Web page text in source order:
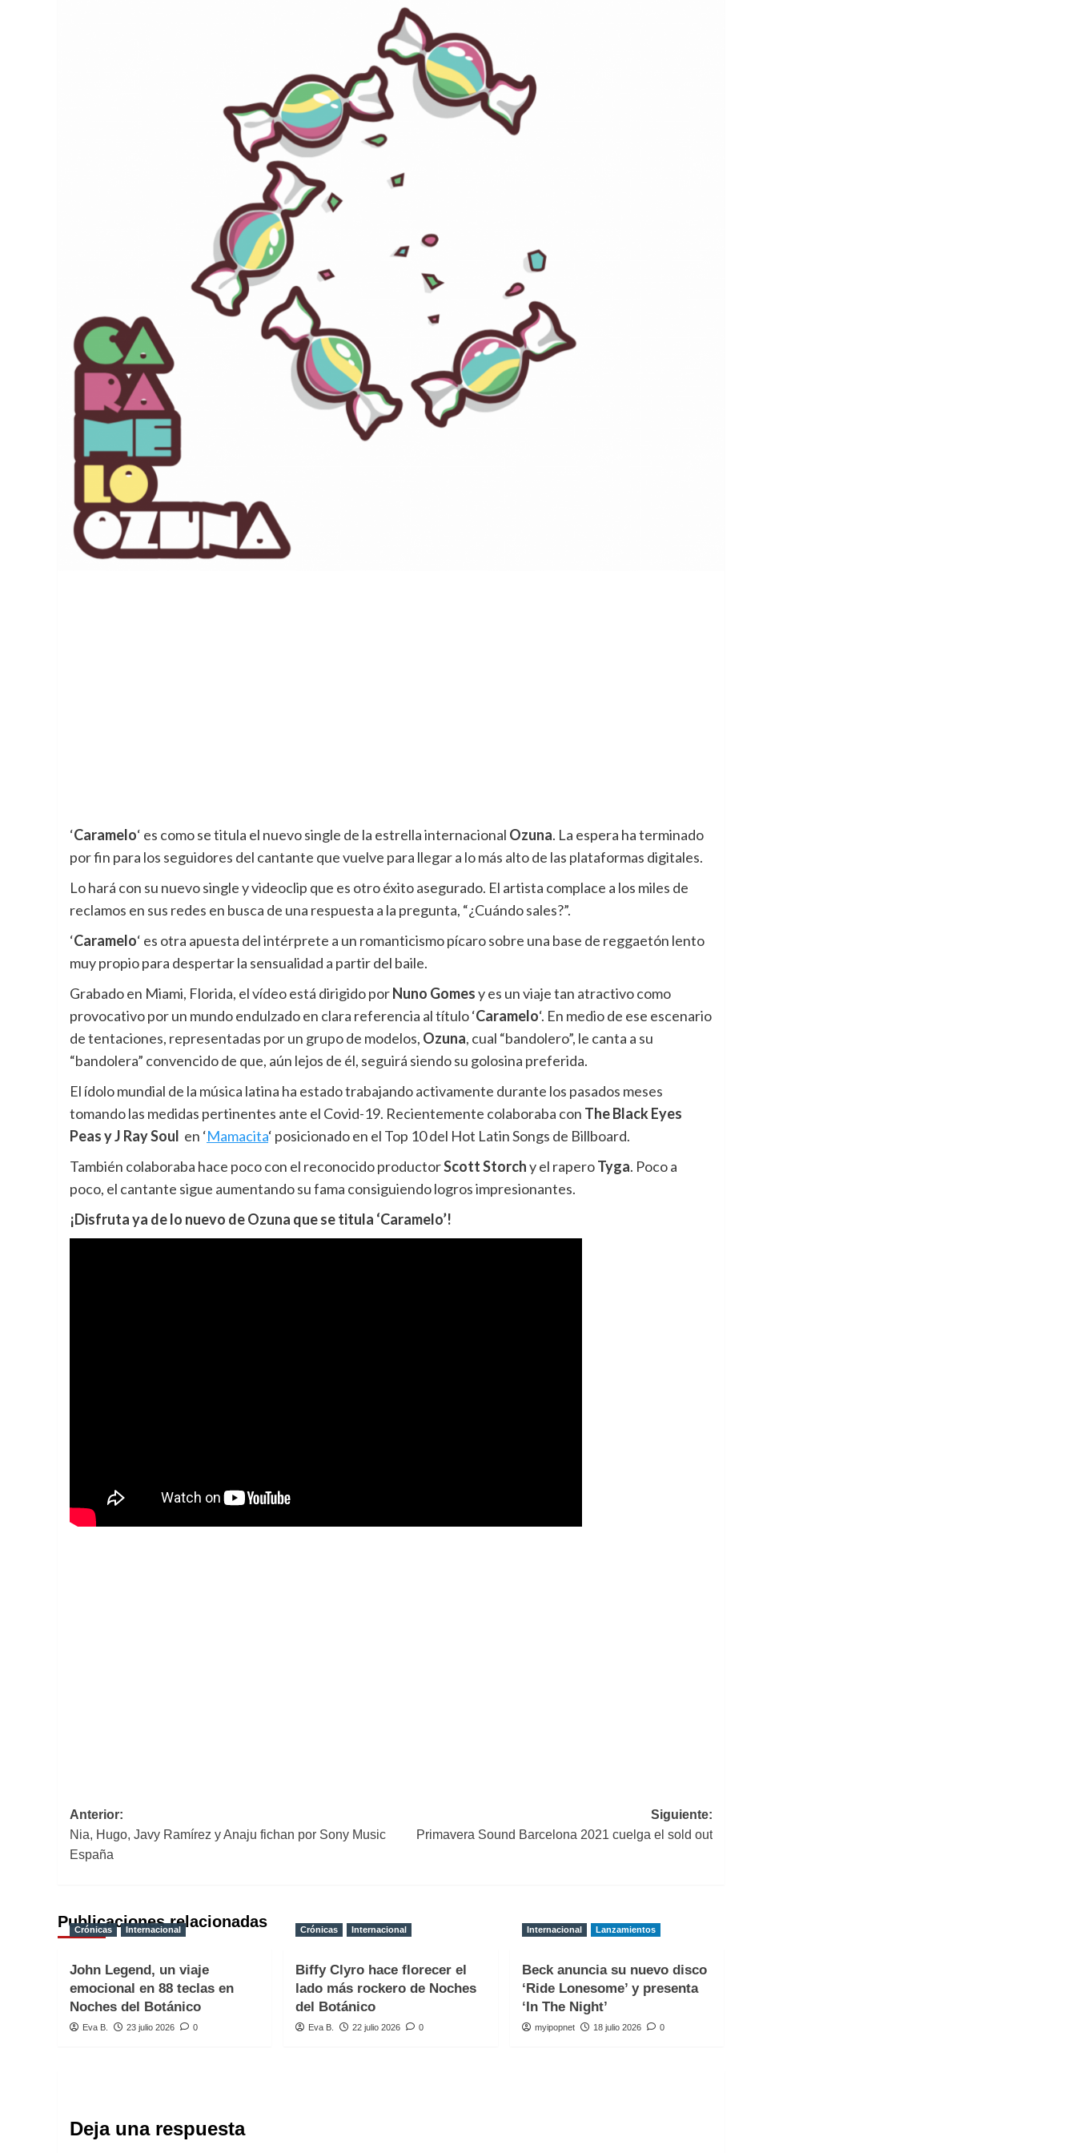
‘Caramelo‘ es como se titula el nuevo single de la estrella internacional Ozuna. La espera ha terminado
por fin para los seguidores del cantante que vuelve para llegar a lo más alto de las plataformas digitales.
Lo hará con su nuevo single y videoclip que es otro éxito asegurado. El artista complace a los miles de
reclamos en sus redes en busca de una respuesta a la pregunta, “¿Cuándo sales?”.
‘Caramelo‘ es otra apuesta del intérprete a un romanticismo pícaro sobre una base de reggaetón lento
muy propio para despertar la sensualidad a partir del baile.
Grabado en Miami, Florida, el vídeo está dirigido porNuno Gomesy es un viaje tan atractivo como
provocativo por un mundo endulzado en clara referencia al título ‘Caramelo‘. En medio de ese escenario
de tentaciones, representadas por un grupo de modelos, Ozuna, cual “bandolero”, le canta a su
“bandolera” convencido de que, aún lejos de él, seguirá siendo su golosina preferida.
El ídolo mundial de la música latina ha estado trabajando activamente durante los pasados meses
tomando las medidas pertinentes ante el Covid-19. Recientemente colaboraba con The Black Eyes
Peas y J Ray Soul en ‘Mamacita‘ posicionado en el Top 10 del Hot Latin Songs de Billboard.
También colaboraba hace poco con el reconocido productorScott Storchy el raperoTyga. Poco a
poco, el cantante sigue aumentando su fama consiguiendo logros impresionantes.
¡Disfruta ya de lo nuevo de Ozuna que se titula ‘Caramelo’!
Navegación
de
entradas
Anterior:
Nia, Hugo, Javy Ramírez y Anaju fichan por Sony Music
España
Siguiente:
Primavera Sound Barcelona 2021 cuelga el sold out
Publicaciones relacionadas
Crónicas Internacional
John Legend, un viaje
emocional en 88 teclas en
Noches del Botánico
Eva B. 23 julio 2026 0
Crónicas Internacional
Biffy Clyro hace florecer el
lado más rockero de Noches
del Botánico
Eva B. 22 julio 2026 0
Internacional Lanzamientos
Beck anuncia su nuevo disco
‘Ride Lonesome’ y presenta
‘In The Night’
myipopnet 18 julio 2026 0
Deja una respuesta